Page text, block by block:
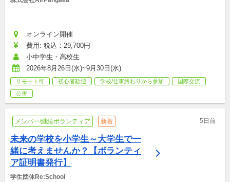
オンライン開催
費用: 税込：29,700円
小中学生・高校生
2026年8月26日(水)~9月30日(水)
リモート可 初心者歓迎 学校/仕事終わりから参加
国際交流
公害
メンバー/継続ボランティア 新着 5日前
未来の学校を小学生～大学生で一
緒に考えませんか？【ボランティ
ア証明書発行】
学生団体Re:School